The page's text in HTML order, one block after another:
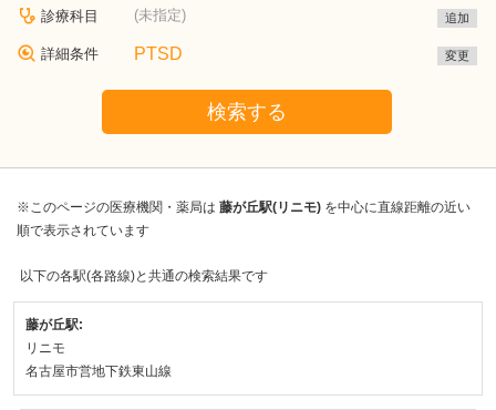
診療科目 (未指定) 追加
詳細条件 PTSD 変更
検索する
※このページの医療機関・薬局は 藤が丘駅(リニモ) を中心に直線距離の近い
順で表示されています
以下の各駅(各路線)と共通の検索結果です
藤が丘駅:
リニモ
名古屋市営地下鉄東山線